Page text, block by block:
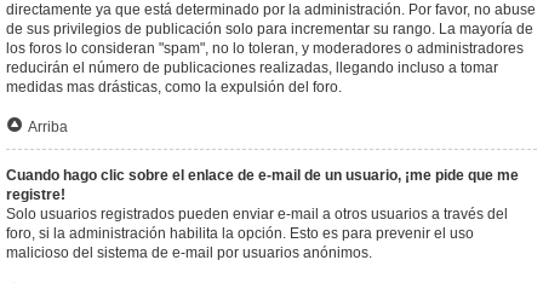
directamente ya que está determinado por la administración. Por favor, no abuse
de sus privilegios de publicación solo para incrementar su rango. La mayoría de
los foros lo consideran "spam", no lo toleran, y moderadores o administradores
reducirán el número de publicaciones realizadas, llegando incluso a tomar
medidas mas drásticas, como la expulsión del foro.
Arriba
Cuando hago clic sobre el enlace de e-mail de un usuario, ¡me pide que me
registre!
Solo usuarios registrados pueden enviar e-mail a otros usuarios a través del
foro, si la administración habilita la opción. Esto es para prevenir el uso
malicioso del sistema de e-mail por usuarios anónimos.